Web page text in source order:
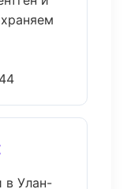
в Улан-